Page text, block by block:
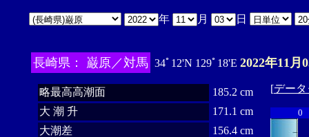
年 月 日
長崎県： 巌原／対馬 34ﾟ12'N 129ﾟ18'E 2022年11月
略最高高潮面
185.2 cm
大 潮 升
171.1 cm
大潮差
156.4 cm
[デー
0